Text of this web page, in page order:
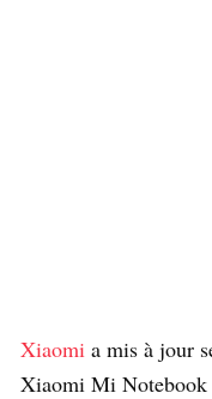
Xiaomi a mis à jour
Xiaomi Mi